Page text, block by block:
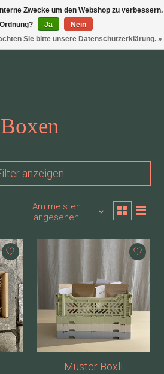
Wunschzettel
Ihr
Boxen
anzeigen
Am meisten
angesehen
Muster Böxli
Zwecke um den Webshop zu verbessern.
Ja
Nein
Sie bitte unsere Datenschutzerklärung. »